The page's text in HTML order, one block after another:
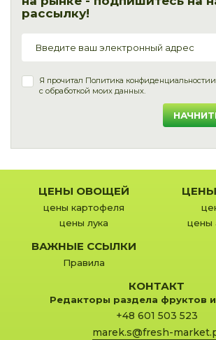
рассылку!
Я прочитал Политика конфиденциальности
с обработкой моих данных.
ЦЕНЫ ОВОЩЕЙ
цены картофеля
цены лука
цены
ВАЖНЫЕ ССЫЛКИ
Правила
КОНТАКТ
Редакторы раздела фруктов
+48 601 503 523
marek.s@fresh-